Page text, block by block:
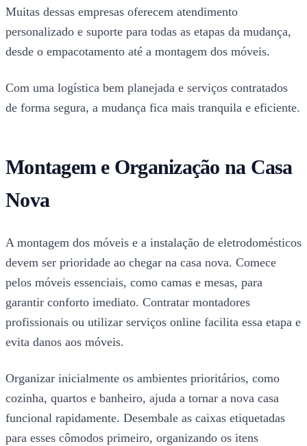
Muitas dessas empresas oferecem atendimento
personalizado e suporte para todas as etapas da mudança,
desde o empacotamento até a montagem dos móveis.
Com uma logística bem planejada e serviços contratados
de forma segura, a mudança fica mais tranquila e eficiente.
Montagem e Organização na Casa
Nova
A montagem dos móveis e a instalação de eletrodomésticos
devem ser prioridade ao chegar na casa nova. Comece
pelos móveis essenciais, como camas e mesas, para
garantir conforto imediato. Contratar montadores
profissionais ou utilizar serviços online facilita essa etapa e
evita danos aos móveis.
Organizar inicialmente os ambientes prioritários, como
cozinha, quartos e banheiro, ajuda a tornar a nova casa
funcional rapidamente. Desembale as caixas etiquetadas
para esses cômodos primeiro, organizando os itens